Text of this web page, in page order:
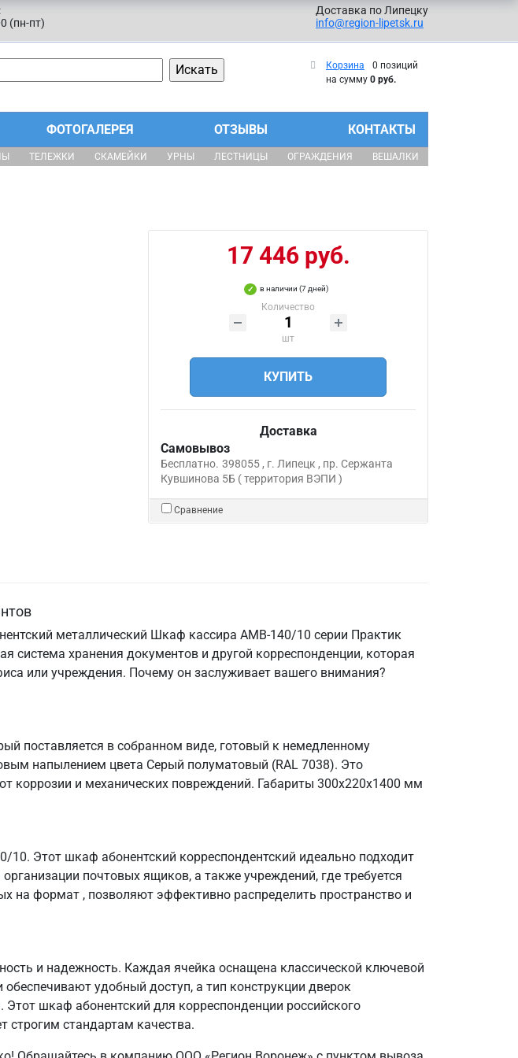
(пн-пт)
Доставка по Липецку
info@region-lipetsk.ru
Корзина
0 позиций
на сумму 0 руб.
ФОТОГАЛЕРЕЯ ОТЗЫВЫ КОНТАКТЫ
ТЕЛЕЖКИ СКАМЕЙКИ УРНЫ ЛЕСТНИЦЫ ОГРАЖДЕНИЯ ВЕШАЛКИ
17 446 руб.
в наличии (7 дней)
Количество
шт
КУПИТЬ
Доставка
Самовывоз
Бесплатно. 398055 , г. Липецк , пр. Сержанта
Кувшинова 5Б ( территория ВЭПИ )
Сравнение
металлический Шкаф кассира AMB-140/10 серии Практик
хранения документов и другой корреспонденции, которая
или учреждения. Почему он заслуживает вашего внимания?
поставляется в собранном виде, готовый к немедленному
напылением цвета Серый полуматовый (RAL 7038). Это
коррозии и механических повреждений. Габариты 300х220х1400 мм
Этот шкаф абонентский корреспондентский идеально подходит
почтовых ящиков, а также учреждений, где требуется
на формат , позволяют эффективно распределить пространство и
и надежность. Каждая ячейка оснащена классической ключевой
удобный доступ, а тип конструкции дверок
шкаф абонентский для корреспонденции российского
строгим стандартам качества.